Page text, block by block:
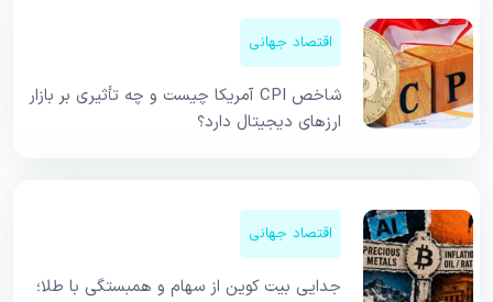
اقتصاد جهانی
شاخص CPI آمریکا چیست و چه تأثیری بر بازار
ارزهای دیجیتال دارد؟
اقتصاد جهانی
جدایی بیت کوین از سهام و همبستگی با طلا؛